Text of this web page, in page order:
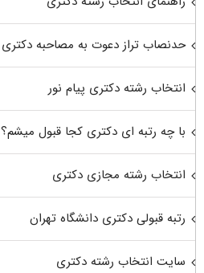
حدنصاب تراز دعوت به مصاحبه دکتری
انتخاب رشته دکتری پیام نور
با چه رتبه ای دکتری کجا قبول میشم؟
انتخاب رشته مجازی دکتری
رتبه قبولی دکتری دانشگاه تهران
سایت انتخاب رشته دکتری